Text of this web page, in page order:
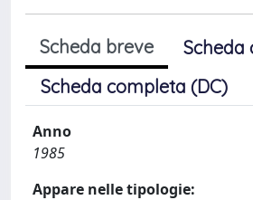
Scheda breve
Scheda
Scheda completa (DC)
Anno
1985
Appare nelle tipologie: